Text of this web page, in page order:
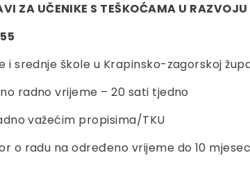
ZA UČENIKE S TEŠKOĆAMA U RAZVOJU
i srednje škole u Krapinsko-zagorskoj
radno vrijeme – 20 sati tjedno
važećim propisima/TKU
o radu na određeno vrijeme do 10